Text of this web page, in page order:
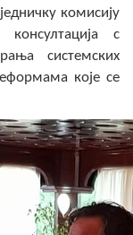
комисију
с
системских
које се